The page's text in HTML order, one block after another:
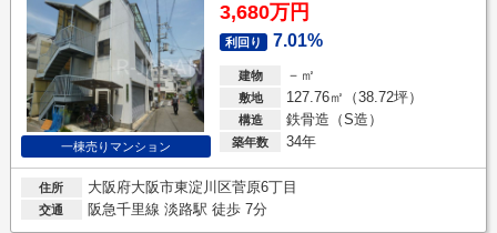
一棟売りマンション
3,680万円
利回り 7.01%
建物 －㎡
敷地 127.76㎡（38.72坪）
構造 鉄骨造（S造）
築年数 34年
住所 大阪府大阪市東淀川区菅原6丁目
交通 阪急千里線 淡路駅 徒歩 7分